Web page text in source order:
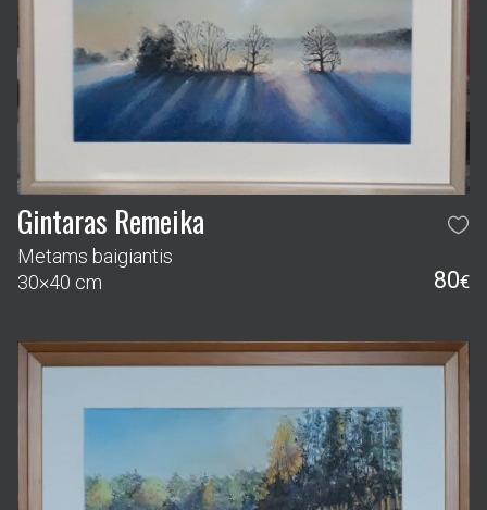
Gintaras Remeika
Metams baigiantis
30×40 cm
80€